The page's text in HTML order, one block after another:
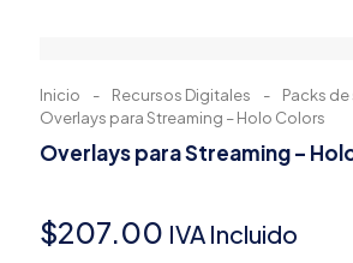
Inicio - Recursos Digitales - Packs
Overlays para Streaming – Holo Colors
Overlays para Streaming –
$207.00 IVA Incluido